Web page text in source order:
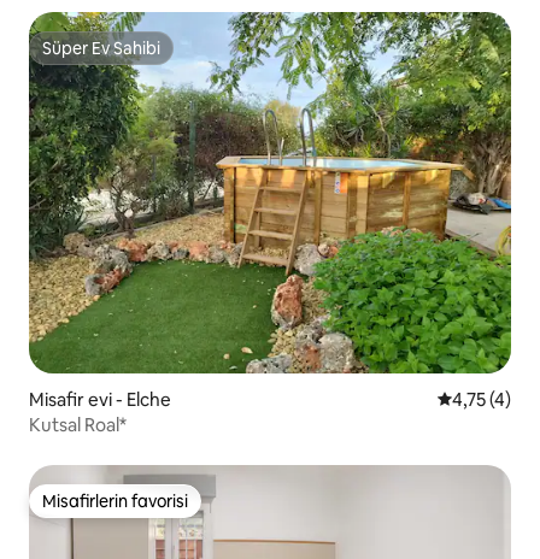
Süper Ev Sahibi
Süper Ev Sahibi
Misafir evi - Elche 54,75 (4)
Kutsal Roal*
Misafirlerin favorisi
Misafirlerin favorisi